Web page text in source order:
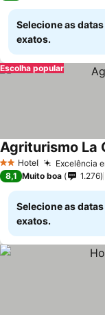
Selecione as
exatos.
Escolha popular
2 Estrelas
Hotel Excelência
Agriturismo La
8,1 Muito boa 1.276
Selecione as
exatos.